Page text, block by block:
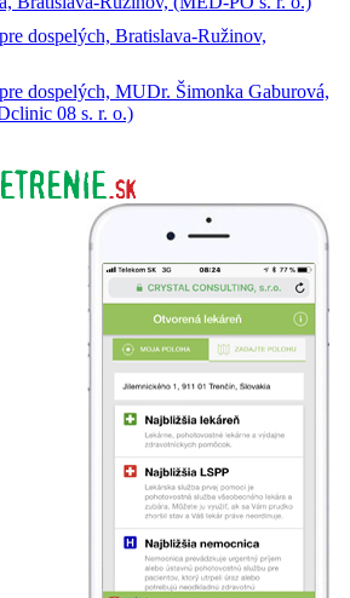
dospelých, Bratislava-Ružinov,
dospelých, MUDr. Šimonka Gaburová,
08 s. r. o.)